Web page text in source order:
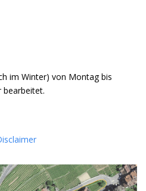
im Winter) von Montag bis
bearbeitet.